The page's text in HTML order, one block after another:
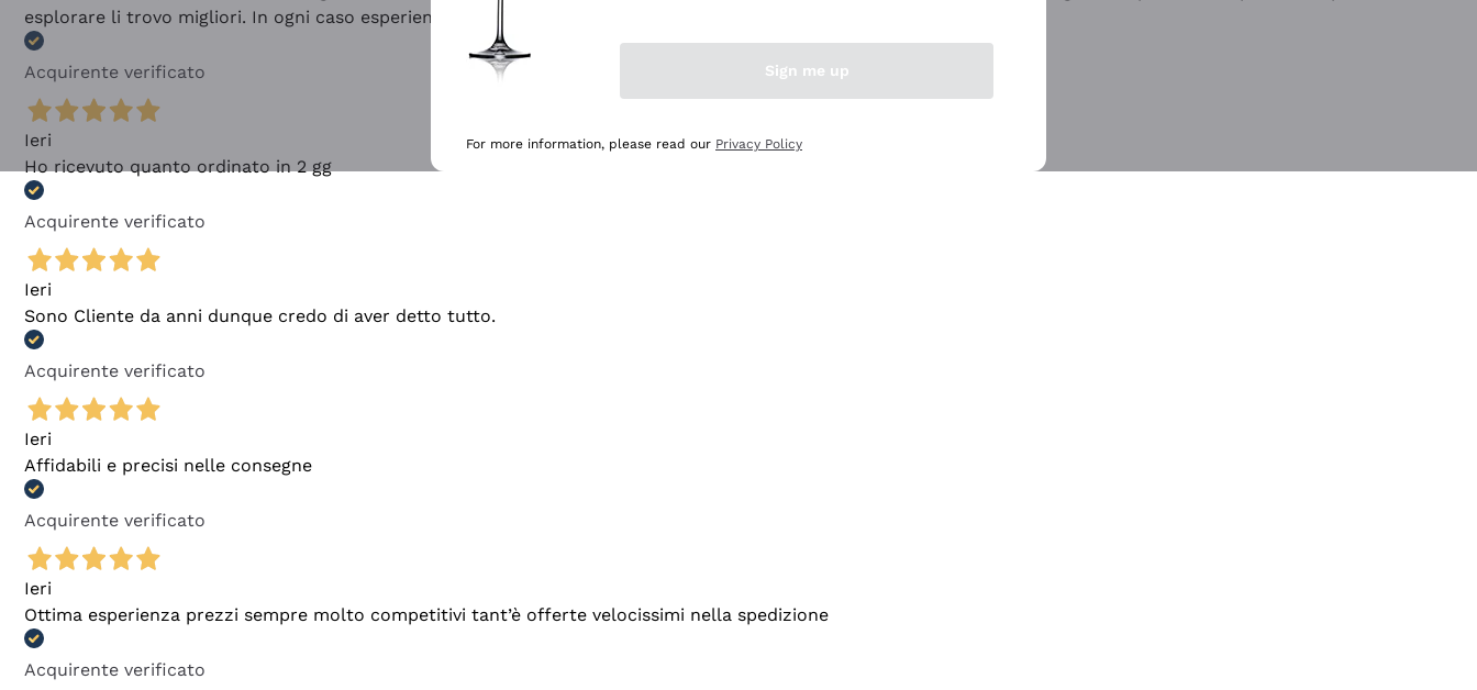
esplorare li trovo migliori. In ogni caso esperienza buona e lo consiglio! 👍
Acquirente verificato
Ieri
Ho ricevuto quanto ordinato in 2 gg
Acquirente verificato
Ieri
Sono Cliente da anni dunque credo di aver detto tutto.
Acquirente verificato
Ieri
Affidabili e precisi nelle consegne
Acquirente verificato
Ieri
Ottima esperienza prezzi sempre molto competitivi tant’è offerte velocissimi nella spedizione
Acquirente verificato
Sign me up
For more information, please read our Privacy Policy